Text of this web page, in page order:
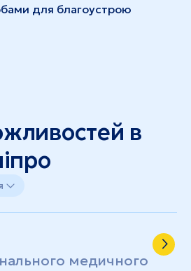
для благоустрою
в
медичного